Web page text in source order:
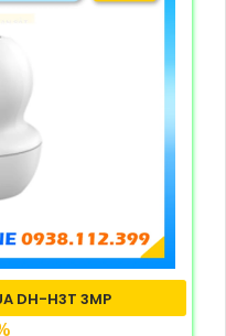
DH-H3T 3MP